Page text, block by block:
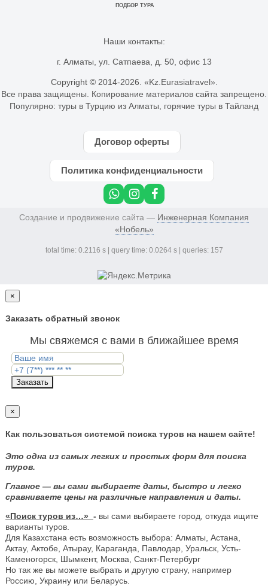
ПОДБОР ТУРА
Наши контакты:
г. Алматы, ул. Сатпаева, д. 50, офис 13
Copyright © 2014-2026. «Kz.Eurasiatravel».
Все права защищены. Копирование материалов сайта запрещено.
Популярно: туры в Турцию из Алматы горячие туры в Тайланд
Договор оферты
Политика конфиденциальности
Создание и продвижение сайта — Инженерная Компания
«Нобель»
total time: 0.2116 s | query time: 0.0264 s | queries: 157
×
Заказать обратный звонок
Мы свяжемся с вами в ближайшее время
Заказать
×
Как пользоваться системой поиска туров на нашем сайте!
Это одна из самых легких и простых форм для поиска
туров.
Главное — вы сами выбираете даты, быстро и легко
сравниваете цены на различные направления и даты.
«Поиск туров из…» - вы сами выбираете город, откуда ищите
варианты туров.
Для Казахстана есть возможность выбора: Алматы, Астана,
Актау, Актобе, Атырау, Караганда, Павлодар, Уральск, Усть-
Каменогорск, Шымкент, Москва, Санкт-Петербург
Но так же вы можете выбрать и другую страну, например
Россию, Украину или Беларусь.